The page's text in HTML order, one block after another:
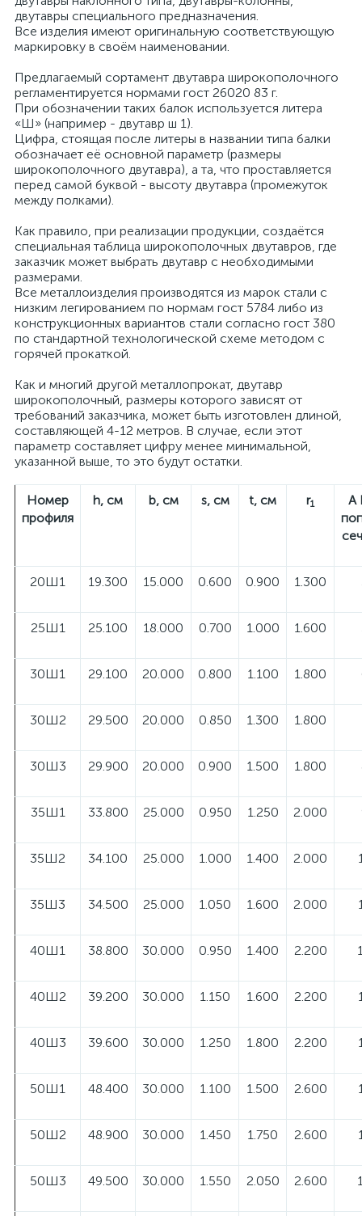
двутавры специального предназначения.
Все изделия имеют оригинальную соответствующую
маркировку в своём наименовании.
Предлагаемый сортамент двутавра широкополочного
регламентируется нормами гост 26020 83 г.
При обозначении таких балок используется литера
«Ш» (например - двутавр ш 1).
Цифра, стоящая после литеры в названии типа балки
обозначает её основной параметр (размеры
широкополочного двутавра), а та, что проставляется
перед самой буквой - высоту двутавра (промежуток
между полками).
Как правило, при реализации продукции, создаётся
специальная таблица широкополочных двутавров, где
заказчик может выбрать двутавр с необходимыми
размерами.
Все металлоизделия производятся из марок стали с
низким легированием по нормам гост 5784 либо из
конструкционных вариантов стали согласно гост 380
по стандартной технологической схеме методом с
горячей прокаткой.
Как и многий другой металлопрокат, двутавр
широкополочный, размеры которого зависят от
требований заказчика, может быть изготовлен длиной,
составляющей 4-12 метров. В случае, если этот
параметр составляет цифру менее минимальной,
указанной выше, то это будут остатки.
Номер
профиля
h, см b, см s, см t, см r1
A
20Ш1 19.300 15.000 0.600 0.900 1.300
25Ш1 25.100 18.000 0.700 1.000 1.600
30Ш1 29.100 20.000 0.800 1.100 1.800
30Ш2 29.500 20.000 0.850 1.300 1.800
30Ш3 29.900 20.000 0.900 1.500 1.800
35Ш1 33.800 25.000 0.950 1.250 2.000
35Ш2 34.100 25.000 1.000 1.400 2.000
35Ш3 34.500 25.000 1.050 1.600 2.000
40Ш1 38.800 30.000 0.950 1.400 2.200
40Ш2 39.200 30.000 1.150 1.600 2.200
40Ш3 39.600 30.000 1.250 1.800 2.200
50Ш1 48.400 30.000 1.100 1.500 2.600
50Ш2 48.900 30.000 1.450 1.750 2.600
50Ш3 49.500 30.000 1.550 2.050 2.600